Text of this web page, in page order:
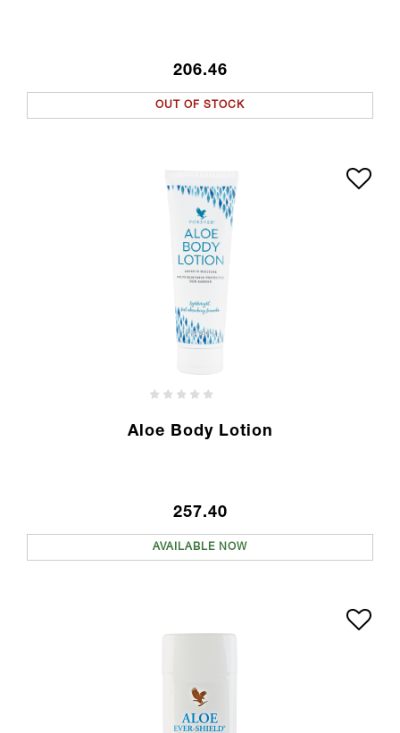
206.46
OUT OF STOCK
Aloe Body Lotion
257.40
AVAILABLE NOW